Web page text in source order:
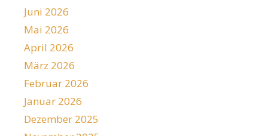
Juni 2026
Mai 2026
April 2026
März 2026
Februar 2026
Januar 2026
Dezember 2025